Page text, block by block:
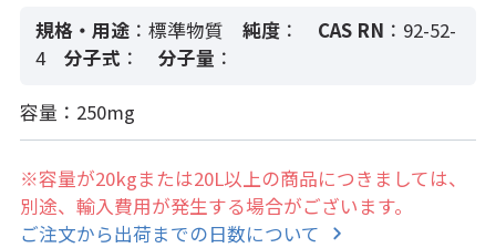
規格・用途 ：標準物質 純度： CAS RN ：92-52-
4
分子式 ： 分子量 ：
容量：250mg
※容量が20kgまたは20L以上の商品につきましては、
別途、輸入費用が発生する場合がございます。
ご注文から出荷までの日数について